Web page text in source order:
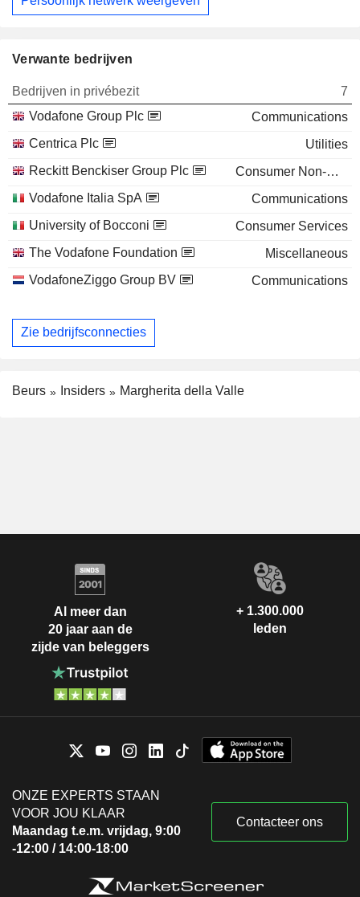
Verwante bedrijven
Bedrijven in privébezit
7
Vodafone Group Plc
Communications
Centrica Plc
Utilities
Reckitt Benckiser Group Plc
Consumer Non-Durables
Vodafone Italia SpA
Communications
University of Bocconi
Consumer Services
The Vodafone Foundation
Miscellaneous
VodafoneZiggo Group BV
Communications
Zie bedrijfsconnecties
Beurs Insiders Margherita della Valle
Al meer dan
20 jaar aan de
zijde van beleggers
+ 1.300.000
leden
ONZE EXPERTS STAAN
VOOR JOU KLAAR
Maandag t.e.m. vrijdag, 9:00
-12:00 / 14:00-18:00
Contacteer ons